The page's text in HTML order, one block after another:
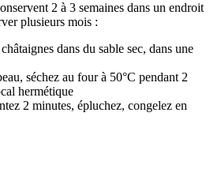
2 à 3 semaines dans un endroit
plusieurs mois :
dans du sable sec, dans une
séchez au four à 50°C pendant 2
hermétique
2 minutes, épluchez, congelez en